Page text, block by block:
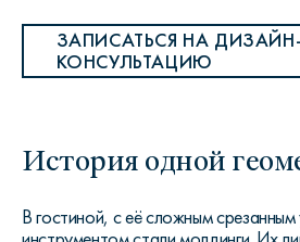
ЗАПИСАТЬСЯ НА ДИЗАЙН-
КОНСУЛЬТАЦИЮ
История одной
В гостиной, с её сложным срезанным